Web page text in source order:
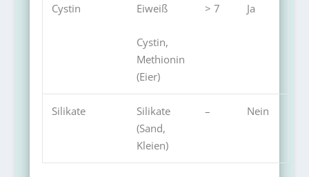
Cystin Eiweiß
Cystin,
Methionin
(Eier)
> 7 Ja
Silikate
Silikate
(Sand,
Kleien)
– Nein